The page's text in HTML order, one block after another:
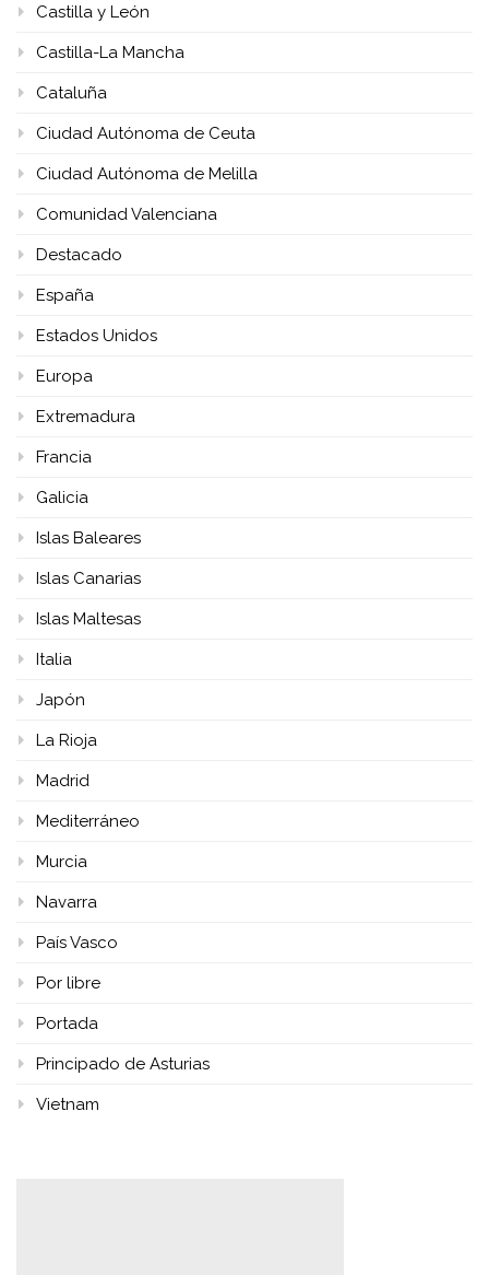
Castilla y León
Castilla-La Mancha
Cataluña
Ciudad Autónoma de Ceuta
Ciudad Autónoma de Melilla
Comunidad Valenciana
Destacado
España
Estados Unidos
Europa
Extremadura
Francia
Galicia
Islas Baleares
Islas Canarias
Islas Maltesas
Italia
Japón
La Rioja
Madrid
Mediterráneo
Murcia
Navarra
País Vasco
Por libre
Portada
Principado de Asturias
Vietnam